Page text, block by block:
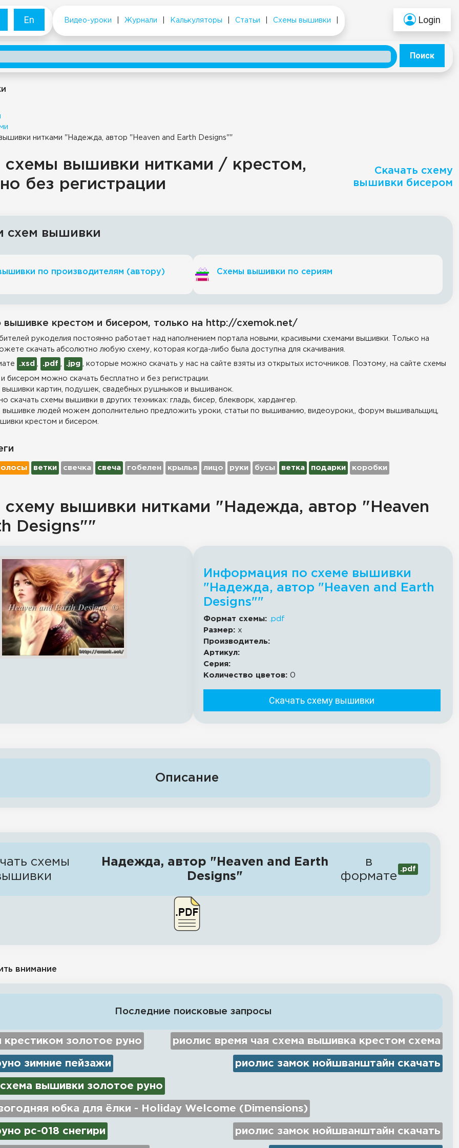
En Видео-уроки Журнали Калькуляторы Статьи Схемы вышивки Login
Поиск
нитками "Надежда, автор "Heaven and Earth Designs""
схемы вышивки нитками / крестом,
без регистрации
Скачать схему
вышивки бисером
схем вышивки
по производителям (автору) Схемы вышивки по сериям
вышивке крестом и бисером, только на http://cxemok.net/
рукоделия постоянно работает над наполнением портала новыми, красивыми схемами вышивки. Только на
скачать абсолютно любую схему, которая когда-либо была доступна для скачивания.
.xsd .pdf .jpg , которые можно скачать у нас на сайте взяты из открытых источников. Поэтому, на сайте схемы
бисером можно скачать бесплатно и без регистрации.
картин, подушек, свадебных рушныков и вышиванок.
скачать схемы вышивки в других техниках: гладь, бисер, блекворк, хардангер.
вышивке людей можем дополнительно предложить уроки, статьи по вышиванию, видеоуроки,, форум вышивальщиц,
крестом и бисером.
ветки свечка свеча гобелен крылья лицо руки бусы ветка подарки коробки
схему вышивки нитками "Надежда, автор "Heaven
Designs""
Информация по схеме вышивки
"Надежда, автор "Heaven and Earth
Designs""
Формат схемы:
.pdf
Размер: x
Производитель:
Артикул:
Серия:
Количество цветов: 0
Скачать схему вышивки
Описание
схемы
Надежда, автор "Heaven and Earth
Designs"
в
формате
.pdf
внимание
Последние поисковые запросы
золотое руно риолис время чая схема вышивка крестом схема
зимние пейзажи риолис замок нойшванштайн скачать
вышивки золотое руно
юбка для ёлки - Holiday Welcome (Dimensions)
рс-018 снегири риолис замок нойшванштайн скачать